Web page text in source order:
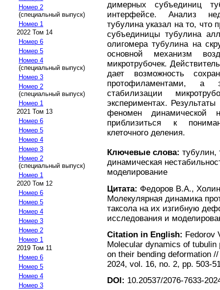
Номер 2
(специальный выпуск)
Номер 1
2022 Том 14
Номер 6
Номер 5
Номер 4
(специальный выпуск)
Номер 3
Номер 2
(специальный выпуск)
Номер 1
2021 Том 13
Номер 6
Номер 5
Номер 4
Номер 3
Номер 2
(специальный выпуск)
Номер 1
2020 Том 12
Номер 6
Номер 5
Номер 4
Номер 3
Номер 2
Номер 1
2019 Том 11
Номер 6
Номер 5
Номер 4
Номер 3
димерных субъединиц
интерфейсе. Анализ
тубулина указал на то, что
субъединицы тубулина
олигомера тубулина на
основной механизм
микротрубочек.
дает возможность
протофиламентами, а
стабилизации
экспериментах.
феномен динамической
приблизиться к
клеточного деления.
Ключевые слова: тубулин,
динамическая
моделирование
Цитата: Федоров В.А.,
Молекулярная динамика
таксола на их изгибную
исследования и
Citation in English: Fedorov
Molecular dynamics of
on their bending deformation
2024, vol. 16, no. 2, pp. 503-
DOI: 10.20537/2076-7633-